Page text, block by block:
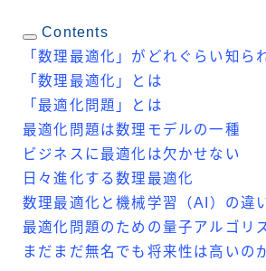
Contents
「数理最適化」がどれぐらい知ら
「数理最適化」とは
「最適化問題」とは
最適化問題は数理モデルの一種
ビジネスに最適化は欠かせない
日々進化する数理最適化
数理最適化と機械学習（AI）の違
最適化問題のための量子アルゴリ
まだまだ無名でも将来性は高いの